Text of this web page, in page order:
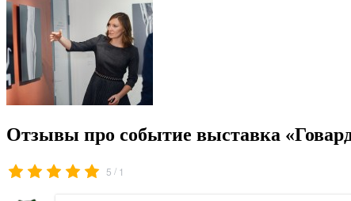
Отзывы про событие выставка
5 / 1